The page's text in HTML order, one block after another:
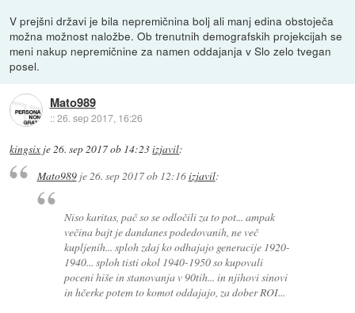
V prejšni državi je bila nepremičnina bolj ali manj edina obstoječa
možna možnost naložbe. Ob trenutnih demografskih projekcijah se
meni nakup nepremičnine za namen oddajanja v Slo zelo tvegan
posel.
Mato989
::26. sep 2017, 16:26
kingsix je26. sep 2017 ob 14:23izjavil:
Mato989je26. sep 2017 ob 12:16izjavil:
Niso karitas, pač so se odločili za to pot... ampak
večina bajt je dandanes podedovanih, ne več
kupljenih... sploh zdaj ko odhajajo generacije 1920-
1940... sploh tisti okol 1940-1950 so kupovali
poceni hiše in stanovanja v 90tih... in njihovi sinovi
in hčerke potem to komot oddajajo, za dober ROI...